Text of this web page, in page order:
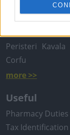
Local Search
Peristeri Kavala
Corfu
more >>
Useful
Pharmacy Duties
Tax